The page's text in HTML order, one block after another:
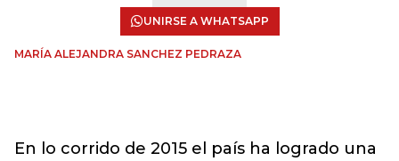
UNIRSE A WHATSAPP
MARÍA ALEJANDRA SANCHEZ PEDRAZA
En lo corrido de 2015 el país ha logrado una